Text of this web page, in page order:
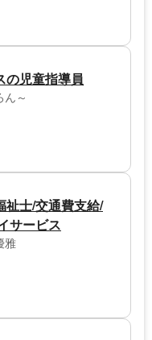
の児童指導員
～
祉士/交通費支給/
サービス
雅